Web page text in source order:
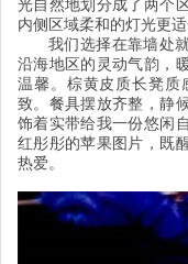
光自然地划分成了两个
内侧区域柔和的灯光更
我们选择在靠墙处
沿海地区的灵动气韵，
温馨。棕黄皮质长凳质
致。餐具摆放齐整，静
饰着实带给我一份悠闲
红彤彤的苹果图片，既
热爱。